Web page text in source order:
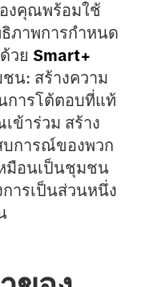
งคุณพร้อมใช้
ภาพการกำหนด
วย Smart+
ชน: สร้างความ
การโต้ตอบที่แท้
ข้าร่วม สร้าง
การณ์ของพวก
มือนเป็นชุมชน
ารเป็นส่วนหนึ่ง